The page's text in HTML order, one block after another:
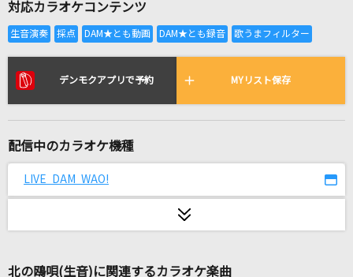
全国りれき
リアルタイムで歌われている曲の一覧
TOXIC BOY
晩餐歌
対応カラオケコンテンツ
デンモクアプリで予約 MYリスト保存
配信中のカラオケ機種
LIVE DAM WAO!
北の鴎唄(生音)に関連するカラオケ楽曲